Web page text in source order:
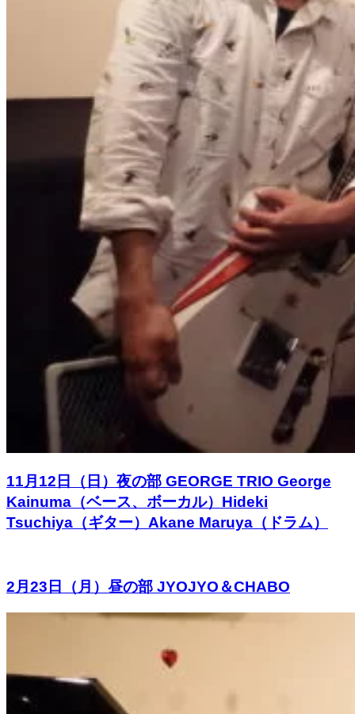
11月12日（日）夜の部 GEORGE TRIO George
Kainuma（ベース、ボーカル）Hideki
Tsuchiya（ギター）Akane Maruya（ドラム）
2月23日（月）昼の部 JYOJYO＆CHABO